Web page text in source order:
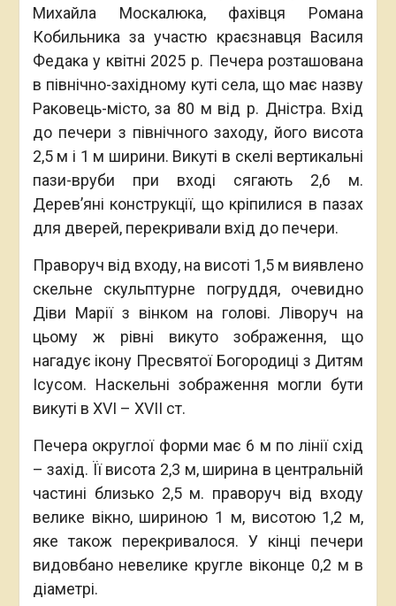
Михайла Москалюка, фахівця Романа
Кобильника за участю краєзнавця Василя
Федака у квітні 2025 р. Печера розташована
в північно-західному куті села, що має назву
Раковець-місто, за 80 м від р. Дністра. Вхід
до печери з північного заходу, його висота
2,5 м і 1 м ширини. Викуті в скелі вертикальні
пази-вруби при вході сягають 2,6 м.
Дерев’яні конструкції, що кріпилися в пазах
для дверей, перекривали вхід до печери.
Праворуч від входу, на висоті 1,5 м виявлено
скельне скульптурне погруддя, очевидно
Діви Марії з вінком на голові. Ліворуч на
цьому ж рівні викуто зображення, що
нагадує ікону Пресвятої Богородиці з Дитям
Ісусом. Наскельні зображення могли бути
викуті в XVI – XVII ст.
Печера округлої форми має 6 м по лінії схід
– захід. Її висота 2,3 м, ширина в центральній
частині близько 2,5 м. праворуч від входу
велике вікно, шириною 1 м, висотою 1,2 м,
яке також перекривалося. У кінці печери
видовбано невелике кругле віконце 0,2 м в
діаметрі.